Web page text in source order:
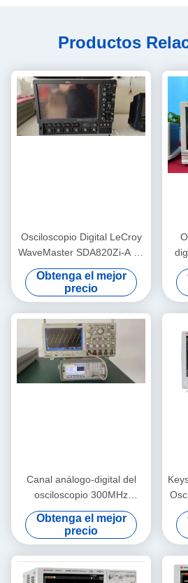
Productos
Osciloscopio Digital LeCroy
WaveMaster SDA820Zi-A de
20 GHz, 80 GS/s y 4
Canales con Herramientas
de Análisis Avanzadas
Obtenga el mejor
precio
Canal análogo-digital del
osciloscopio 300MHz
2.5GS/S 4 de Tektronix
DPO3034
Obtenga el mejor
precio